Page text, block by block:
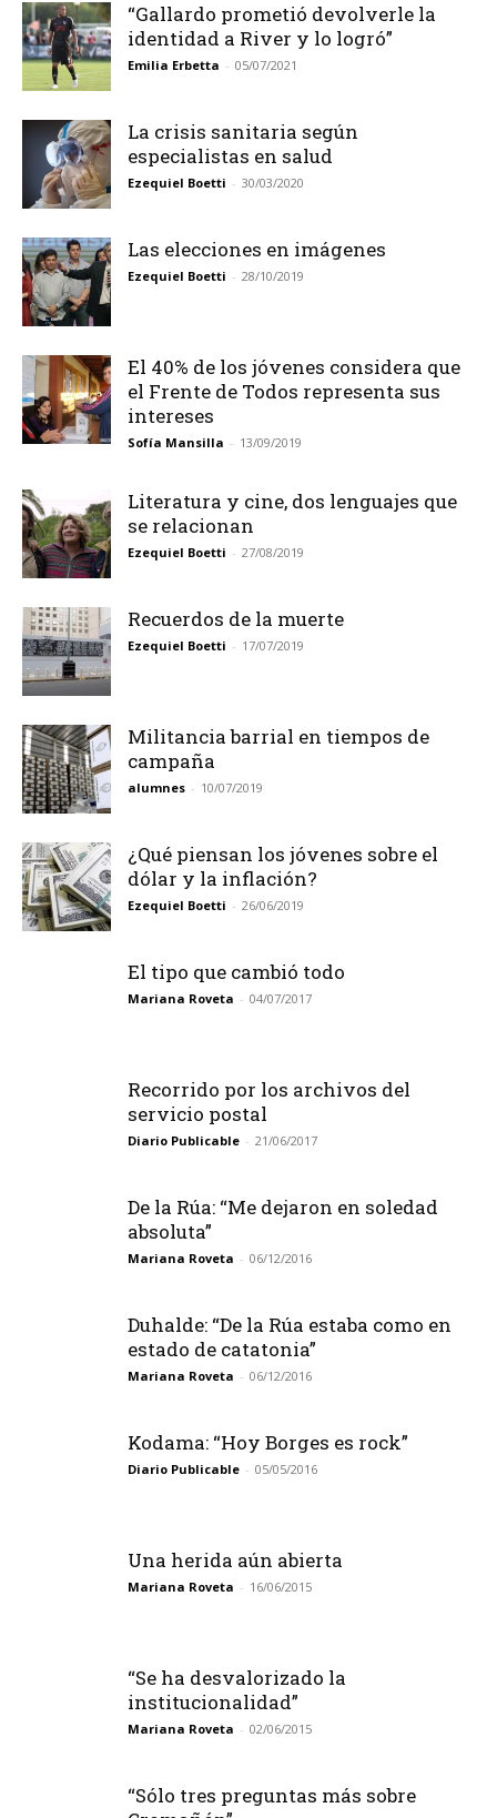
“Gallardo prometió devolverle la
identidad a River y lo logró”
Emilia Erbetta - 05/07/2021
La crisis sanitaria según
especialistas en salud
Ezequiel Boetti - 30/03/2020
Las elecciones en imágenes
Ezequiel Boetti - 28/10/2019
El 40% de los jóvenes considera que
el Frente de Todos representa sus
intereses
Sofía Mansilla - 13/09/2019
Literatura y cine, dos lenguajes que
se relacionan
Ezequiel Boetti - 27/08/2019
Recuerdos de la muerte
Ezequiel Boetti - 17/07/2019
Militancia barrial en tiempos de
campaña
alumnes - 10/07/2019
¿Qué piensan los jóvenes sobre el
dólar y la inflación?
Ezequiel Boetti - 26/06/2019
El tipo que cambió todo
Mariana Roveta - 04/07/2017
Recorrido por los archivos del
servicio postal
Diario Publicable - 21/06/2017
De la Rúa: “Me dejaron en soledad
absoluta”
Mariana Roveta - 06/12/2016
Duhalde: “De la Rúa estaba como en
estado de catatonia”
Mariana Roveta - 06/12/2016
Kodama: “Hoy Borges es rock”
Diario Publicable - 05/05/2016
Una herida aún abierta
Mariana Roveta - 16/06/2015
“Se ha desvalorizado la
institucionalidad”
Mariana Roveta - 02/06/2015
“Sólo tres preguntas más sobre